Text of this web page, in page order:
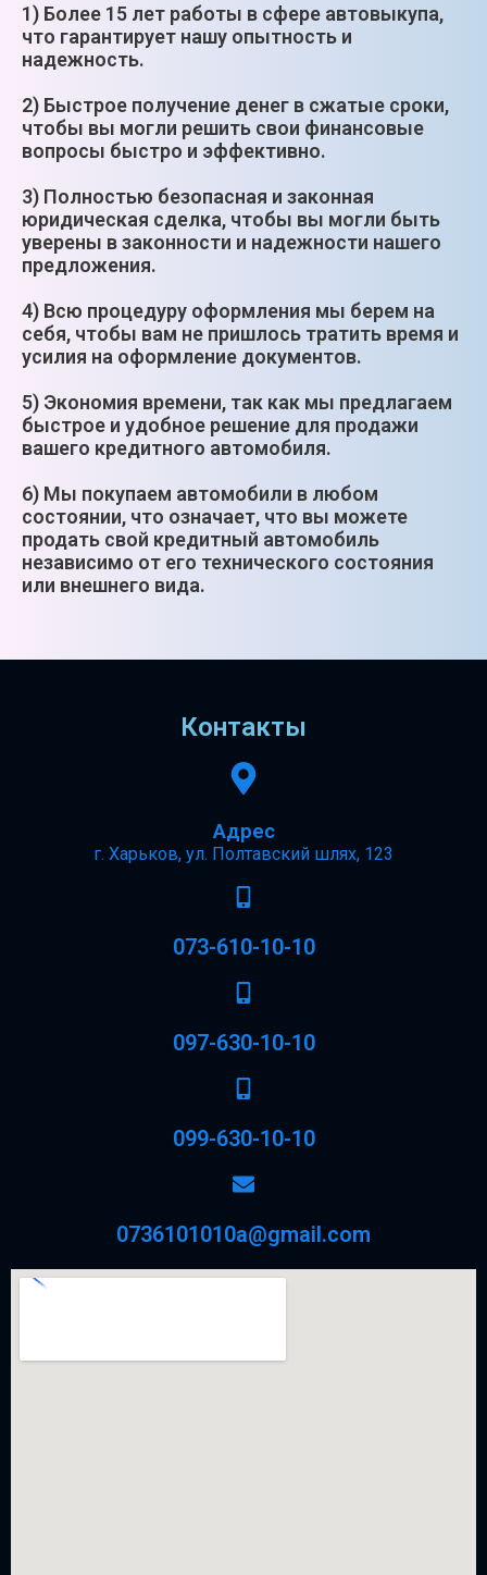
1) Более 15 лет работы в сфере автовыкупа,
что гарантирует нашу опытность и
надежность.
2) Быстрое получение денег в сжатые сроки,
чтобы вы могли решить свои финансовые
вопросы быстро и эффективно.
3) Полностью безопасная и законная
юридическая сделка, чтобы вы могли быть
уверены в законности и надежности нашего
предложения.
4) Всю процедуру оформления мы берем на
себя, чтобы вам не пришлось тратить время и
усилия на оформление документов.
5) Экономия времени, так как мы предлагаем
быстрое и удобное решение для продажи
вашего кредитного автомобиля.
6) Мы покупаем автомобили в любом
состоянии, что означает, что вы можете
продать свой кредитный автомобиль
независимо от его технического состояния
или внешнего вида.
Контакты
Адрес
г. Харьков, ул. Полтавский шлях, 123
073-610-10-10
097-630-10-10
099-630-10-10
0736101010a@gmail.com